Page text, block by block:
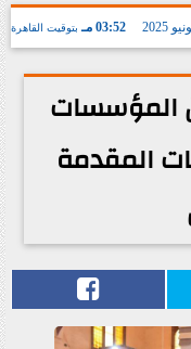
03:52 مـ بتوقيت القاهرة
المؤسسات
المقدمة